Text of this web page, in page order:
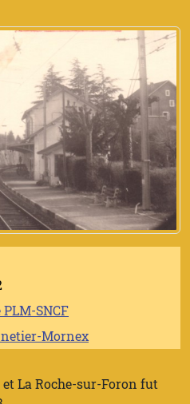
PLM-SNCF
Mornex
La Roche-sur-Foron fut